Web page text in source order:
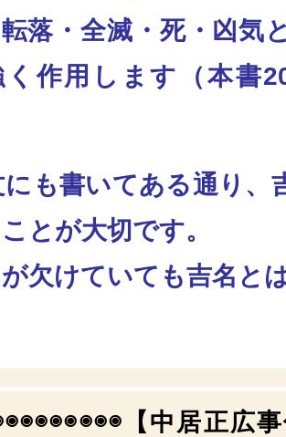
落・全滅・死・凶気
作用します
（本書
も書いてある通り、
とが大切です。
欠けていても吉名と
【中居正広